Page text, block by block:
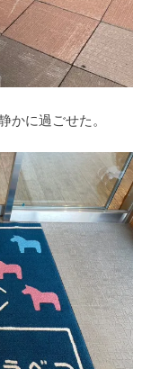
かに過ごせた。